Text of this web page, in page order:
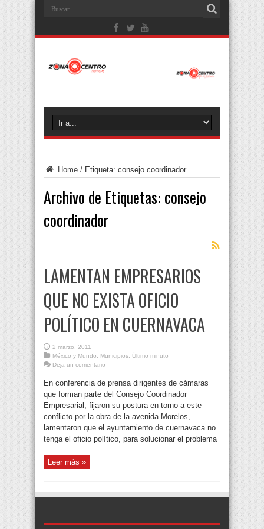
Home / Etiqueta: consejo coordinador
Archivo de Etiquetas: consejo
coordinador
LAMENTAN EMPRESARIOS
QUE NO EXISTA OFICIO
POLÍTICO EN CUERNAVACA
2 marzo, 2011
México y Mundo, Municipios, Último minuto
Deja un comentario
En conferencia de prensa dirigentes de cámaras
que forman parte del Consejo Coordinador
Empresarial, fijaron su postura en torno a este
conflicto por la obra de la avenida Morelos,
lamentaron que el ayuntamiento de cuernavaca no
tenga el oficio político, para solucionar el problema
Leer más »